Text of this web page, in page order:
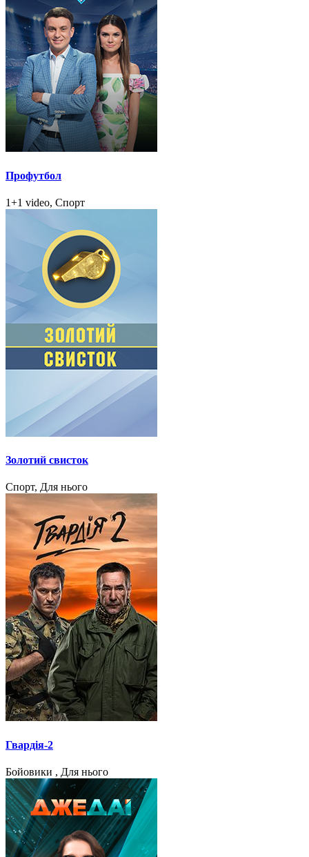
Профутбол
1+1 video, Спорт
Золотий свисток
Спорт, Для нього
Гвардія-2
Бойовики , Для нього